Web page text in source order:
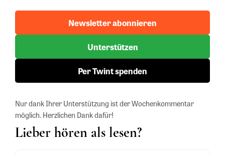
Newsletter abonnieren
Unterstützen
Per Twint spenden
Nur dank Ihrer Unterstützung ist der Wochenkommentar
möglich. Herzlichen Dank dafür!
Lieber hören als lesen?